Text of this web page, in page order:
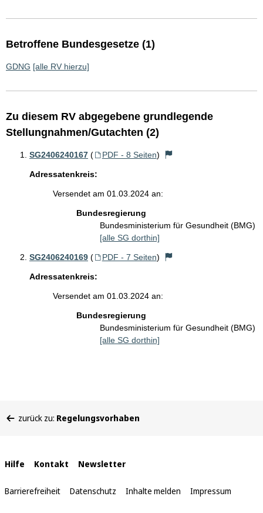
Betroffene Bundesgesetze (1)
GDNG [alle RV hierzu]
Zu diesem RV abgegebene grundlegende
Stellungnahmen/Gutachten (2)
SG2406240167 ( PDF - 8 Seiten)
Adressatenkreis:
Versendet am 01.03.2024 an:
Bundesregierung
Bundesministerium für Gesundheit (BMG)
[alle SG dorthin]
SG2406240169 ( PDF - 7 Seiten)
Adressatenkreis:
Versendet am 01.03.2024 an:
Bundesregierung
Bundesministerium für Gesundheit (BMG)
[alle SG dorthin]
befinden
zurück zu: Regelungsvorhaben
Interne
Links
Hilfe Kontakt Newsletter
Barrierefreiheit Datenschutz Inhalte melden Impressum